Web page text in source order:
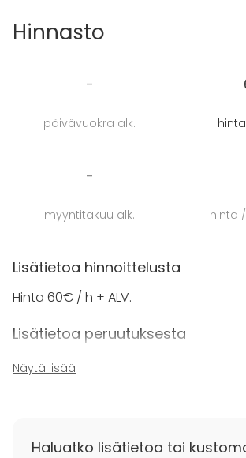
Hinnasto
-
päivävuokra alk.
-
myyntitakuu alk. hinta
Lisätietoa hinnoittelusta
Hinta 60€ / h + ALV.
Lisätietoa peruutuksesta
Varausten peruuttamisen tulee
Näytä lisää
Haluatko lisätietoa tai